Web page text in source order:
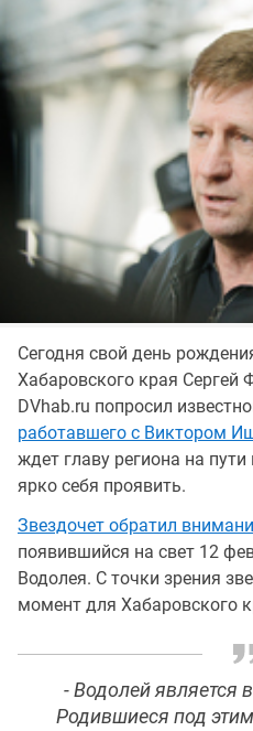
Сегодня свой день
Хабаровского края Сергей
DVhab.ru попросил
работавшего с Виктором
ждет главу региона на
ярко себя проявить.
Звездочет обратил
появившийся на свет 12
Водолея. С точки зрения
момент для Хабаровского
- Водолей
Родившиеся под